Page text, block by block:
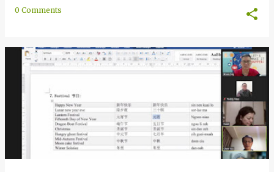
0 Comments